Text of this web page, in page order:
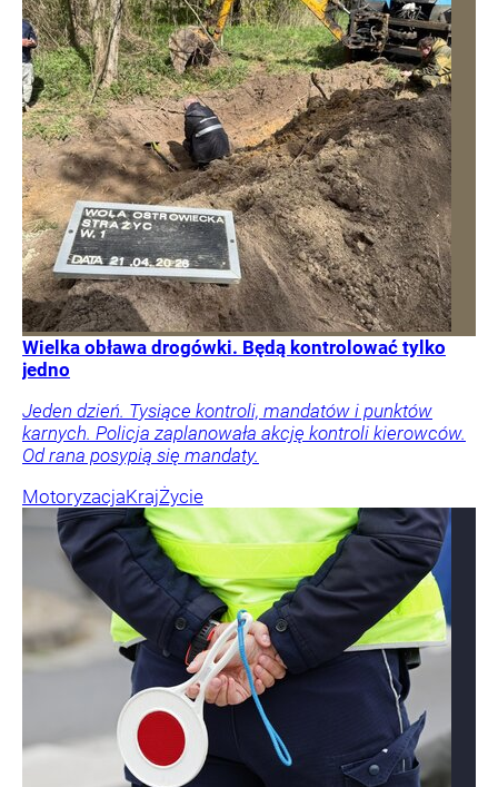
Wielka obława drogówki. Będą kontrolować tylko
jedno
Jeden dzień. Tysiące kontroli, mandatów i punktów
karnych. Policja zaplanowała akcję kontroli kierowców.
Od rana posypią się mandaty.
MotoryzacjaKrajŻycie